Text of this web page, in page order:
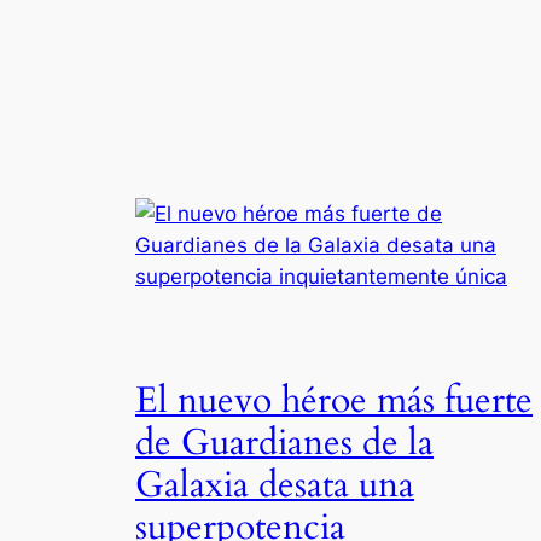
El nuevo héroe más fuerte
de Guardianes de la
Galaxia desata una
superpotencia